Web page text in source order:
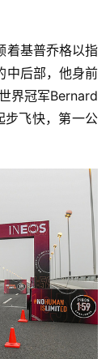
着基普乔格以指
中后部，他身前
界冠军Bernard
步飞快，第一公